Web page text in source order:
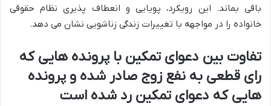
باقی بماند. این رویکرد، پویایی و انعطاف پذیری نظام حقوقی
خانواده را در مواجهه با تغییرات زندگی زناشویی نشان می دهد.
تفاوت بین دعوای تمکین با پرونده هایی که
رای قطعی به نفع زوج صادر شده و پرونده
هایی که دعوای تمکین رد شده است